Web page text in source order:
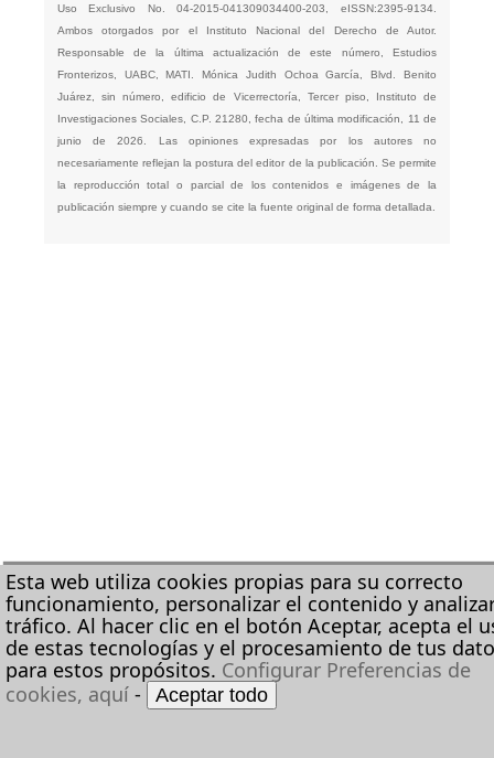
Esta web utiliza cookies propias para su correcto
funcionamiento, personalizar el contenido y
tráfico. Al hacer clic en el botón Aceptar, acepta el
de estas tecnologías y el procesamiento de tus
para estos propósitos. Configurar Preferencias de
cookies, aquí- Aceptar todo
Uso Exclusivo No. 04-2015-041309034400-203, eISSN:2395-9134.
Ambos otorgados por el Instituto Nacional del Derecho de Autor.
Responsable de la última actualización de este número, Estudios
Fronterizos, UABC, MATI. Mónica Judith Ochoa García, Blvd. Benito
Juárez, sin número, edificio de Vicerrectoría, Tercer piso, Instituto de
Investigaciones Sociales, C.P. 21280, fecha de última modificación, 11 de
junio de 2026. Las opiniones expresadas por los autores no
necesariamente reflejan la postura del editor de la publicación. Se permite
la reproducción total o parcial de los contenidos e imágenes de la
publicación siempre y cuando se cite la fuente original de forma detallada.